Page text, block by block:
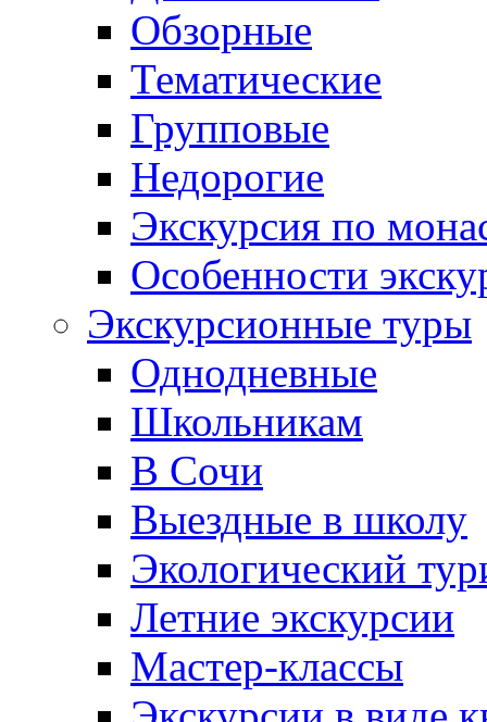
Обзорные
Тематические
Групповые
Недорогие
Экскурсия по
Особенности
Экскурсионные туры
Однодневные
Школьникам
В Сочи
Выездные в школу
Экологический
Летние экскурсии
Мастер-классы